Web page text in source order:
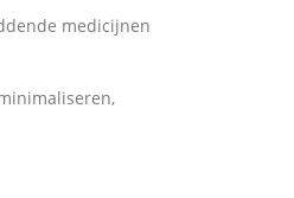
medicijnen